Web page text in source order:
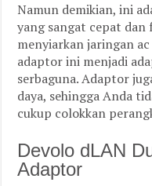
Namun demikian, ini
yang sangat cepat dan
menyiarkan jaringan
adaptor ini menjadi
serbaguna. Adaptor
daya, sehingga Anda
cukup colokkan
Devolo dLAN
Adaptor